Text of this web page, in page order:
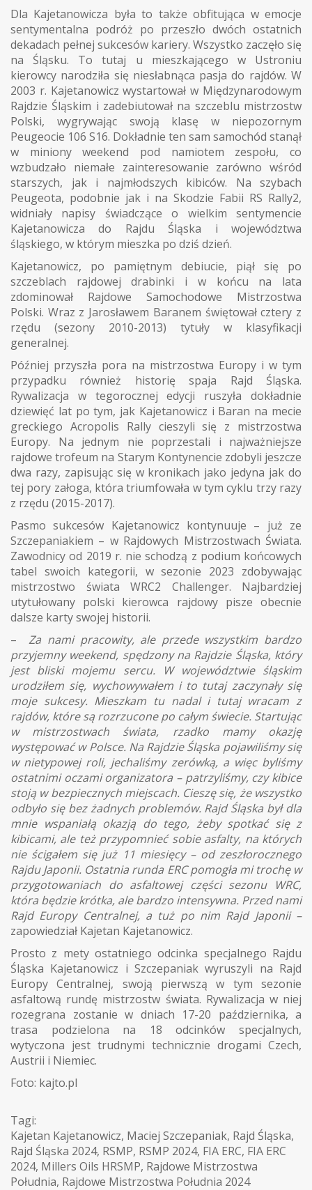
Dla Kajetanowicza była to także obfitująca w emocje
sentymentalna podróż po przeszło dwóch ostatnich
dekadach pełnej sukcesów kariery. Wszystko zaczęło się
na Śląsku. To tutaj u mieszkającego w Ustroniu
kierowcy narodziła się niesłabnąca pasja do rajdów. W
2003 r. Kajetanowicz wystartował w Międzynarodowym
Rajdzie Śląskim i zadebiutował na szczeblu mistrzostw
Polski, wygrywając swoją klasę w niepozornym
Peugeocie 106 S16. Dokładnie ten sam samochód stanął
w miniony weekend pod namiotem zespołu, co
wzbudzało niemałe zainteresowanie zarówno wśród
starszych, jak i najmłodszych kibiców. Na szybach
Peugeota, podobnie jak i na Skodzie Fabii RS Rally2,
widniały napisy świadczące o wielkim sentymencie
Kajetanowicza do Rajdu Śląska i województwa
śląskiego, w którym mieszka po dziś dzień.
Kajetanowicz, po pamiętnym debiucie, piął się po
szczeblach rajdowej drabinki i w końcu na lata
zdominował Rajdowe Samochodowe Mistrzostwa
Polski. Wraz z Jarosławem Baranem świętował cztery z
rzędu (sezony 2010-2013) tytuły w klasyfikacji
generalnej.
Później przyszła pora na mistrzostwa Europy i w tym
przypadku również historię spaja Rajd Śląska.
Rywalizacja w tegorocznej edycji ruszyła dokładnie
dziewięć lat po tym, jak Kajetanowicz i Baran na mecie
greckiego Acropolis Rally cieszyli się z mistrzostwa
Europy. Na jednym nie poprzestali i najważniejsze
rajdowe trofeum na Starym Kontynencie zdobyli jeszcze
dwa razy, zapisując się w kronikach jako jedyna jak do
tej pory załoga, która triumfowała w tym cyklu trzy razy
z rzędu (2015-2017).
Pasmo sukcesów Kajetanowicz kontynuuje – już ze
Szczepaniakiem – w Rajdowych Mistrzostwach Świata.
Zawodnicy od 2019 r. nie schodzą z podium końcowych
tabel swoich kategorii, w sezonie 2023 zdobywając
mistrzostwo świata WRC2 Challenger. Najbardziej
utytułowany polski kierowca rajdowy pisze obecnie
dalsze karty swojej historii.
–Za nami pracowity, ale przede wszystkim bardzo
przyjemny weekend, spędzony na Rajdzie Śląska, który
jest bliski mojemu sercu. W województwie śląskim
urodziłem się, wychowywałem i to tutaj zaczynały się
moje sukcesy. Mieszkam tu nadal i tutaj wracam z
rajdów, które są rozrzucone po całym świecie. Startując
w mistrzostwach świata, rzadko mamy okazję
występować w Polsce. Na Rajdzie Śląska pojawiliśmy się
w nietypowej roli, jechaliśmy zerówką, a więc byliśmy
ostatnimi oczami organizatora – patrzyliśmy, czy kibice
stoją w bezpiecznych miejscach. Cieszę się, że wszystko
odbyło się bez żadnych problemów. Rajd Śląska był dla
mnie wspaniałą okazją do tego, żeby spotkać się z
kibicami, ale też przypomnieć sobie asfalty, na których
nie ścigałem się już 11 miesięcy – od zeszłorocznego
Rajdu Japonii. Ostatnia runda ERC pomogła mi trochę w
przygotowaniach do asfaltowej części sezonu WRC,
która będzie krótka, ale bardzo intensywna. Przed nami
Rajd Europy Centralnej, a tuż po nim Rajd Japonii –
zapowiedział Kajetan Kajetanowicz.
Prosto z mety ostatniego odcinka specjalnego Rajdu
Śląska Kajetanowicz i Szczepaniak wyruszyli na Rajd
Europy Centralnej, swoją pierwszą w tym sezonie
asfaltową rundę mistrzostw świata. Rywalizacja w niej
rozegrana zostanie w dniach 17-20 października, a
trasa podzielona na 18 odcinków specjalnych,
wytyczona jest trudnymi technicznie drogami Czech,
Austrii i Niemiec.
Foto: kajto.pl
Tagi:
Kajetan Kajetanowicz, Maciej Szczepaniak, Rajd Śląska,
Rajd Śląska 2024, RSMP, RSMP 2024, FIA ERC, FIA ERC
2024, Millers Oils HRSMP, Rajdowe Mistrzostwa
Południa, Rajdowe Mistrzostwa Południa 2024